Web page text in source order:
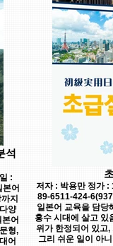
석
:
본어
지
양
본어
형,
어
저자 : 박용만 정가
89-6511-424-
일본어 교육을 담당
홍수 시대에 살고 있
위가 한정되어 있고
그리 쉬운 일이 아